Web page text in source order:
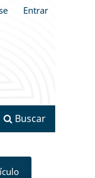
Buscar
Entrar